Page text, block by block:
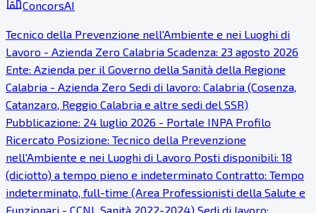
ConcorsAI
Tecnico della Prevenzione nell'Ambiente e nei Luoghi di
Lavoro - Azienda Zero Calabria Scadenza: 23 agosto 2026
Ente: Azienda per il Governo della Sanità della Regione
Calabria - Azienda Zero Sedi di lavoro: Calabria (Cosenza,
Catanzaro, Reggio Calabria e altre sedi del SSR)
Pubblicazione: 24 luglio 2026 - Portale INPA Profilo
Ricercato Posizione: Tecnico della Prevenzione
nell'Ambiente e nei Luoghi di Lavoro Posti disponibili: 18
(diciotto) a tempo pieno e indeterminato Contratto: Tempo
indeterminato, full-time (Area Professionisti della Salute e
Funzionari - CCNL Sanità 2022-2024) Sedi di lavoro: